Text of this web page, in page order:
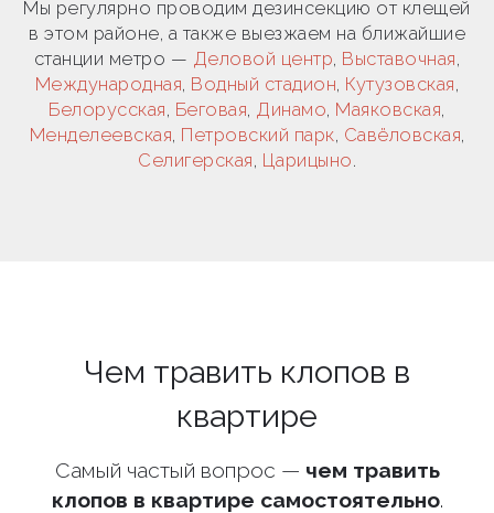
Мы регулярно проводим дезинсекцию от клещей
в этом районе, а также выезжаем на ближайшие
станции метро — Деловой центр, Выставочная,
Международная, Водный стадион, Кутузовская,
Белорусская, Беговая, Динамо, Маяковская,
Менделеевская, Петровский парк, Савёловская,
Селигерская, Царицыно.
Чем травить клопов в
квартире
Самый частый вопрос — чем травить
клопов в квартире самостоятельно.